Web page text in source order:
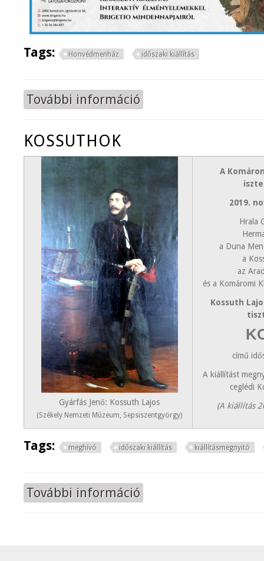
Tags: Honvédmenház időszaki kiállítás
További információ
KOSSUTHOK
Gyárfás Jenő: Kossuth Lajos
(Székely Nemzeti Múzeum, Sepsiszentgyörgy)
A
2019.
Hrala
a Duna
a
az
és a Komáromi
Kossuth
című
A kiállítást
ceglédi
(A kiállítás
Tags: meghívó időszaki kiállítás kiállításmegnyitó
További információ